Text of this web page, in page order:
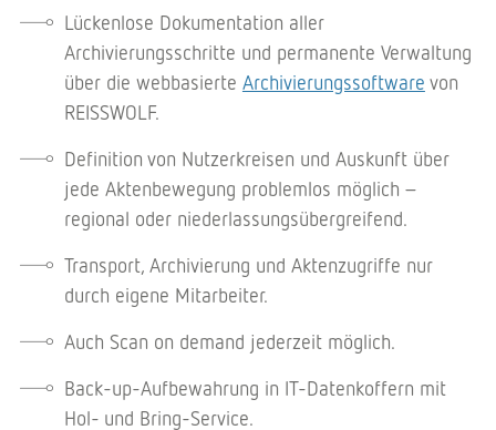
Lückenlose Dokumentation aller
Archivierungsschritte und permanente Verwaltung
über die webbasierte Archivierungssoftware von
REISSWOLF.
Definition von Nutzerkreisen und Auskunft über
jede Aktenbewegung problemlos möglich –
regional oder niederlassungsübergreifend.
Transport, Archivierung und Aktenzugriffe nur
durch eigene Mitarbeiter.
Auch Scan on demand jederzeit möglich.
Back-up-Aufbewahrung in IT-Datenkoffern mit
Hol- und Bring-Service.